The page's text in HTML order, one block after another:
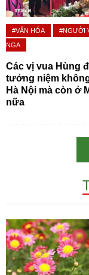
#VĂN HÓA
#NGƯỜI
NGA
Các vị vua Hùng
tưởng niệm
Hà Nội mà còn ở
nữa